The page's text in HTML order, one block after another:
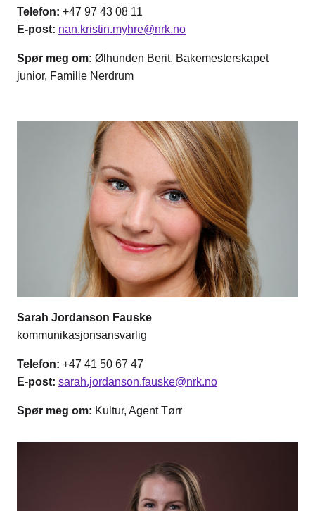
Telefon: +47 97 43 08 11
E-post: nan.kristin.myhre@nrk.no
Spør meg om: Ølhunden Berit, Bakemesterskapet
junior, Familie Nerdrum
Sarah Jordanson Fauske
kommunikasjonsansvarlig
Telefon: +47 41 50 67 47
E-post: sarah.jordanson.fauske@nrk.no
Spør meg om: Kultur, Agent Tørr